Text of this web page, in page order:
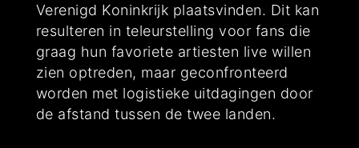
Verenigd Koninkrijk plaatsvinden. Dit kan
resulteren in teleurstelling voor fans die
graag hun favoriete artiesten live willen
zien optreden, maar geconfronteerd
worden met logistieke uitdagingen door
de afstand tussen de twee landen.